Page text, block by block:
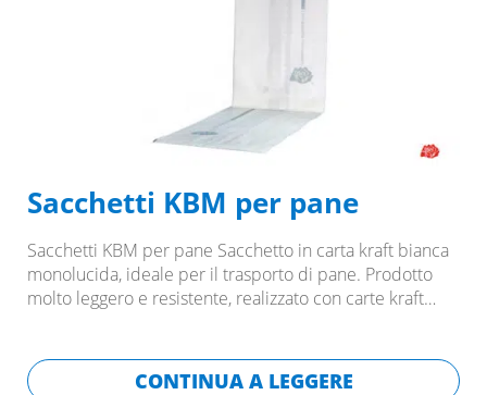
Sacchetti KBM per pane
Sacchetti KBM per pane Sacchetto in carta kraft bianca
monolucida, ideale per il trasporto di pane. Prodotto
molto leggero e resistente, realizzato con carte kraft…
CONTINUA A LEGGERE